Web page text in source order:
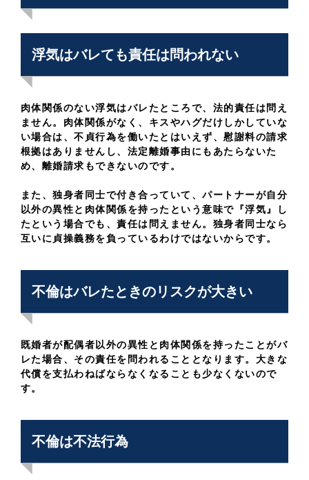
浮気はバレても責任は問われない
肉体関係のない浮気はバレたところで、法的責任は問え
ません。肉体関係がなく、キスやハグだけしかしていな
い場合は、不貞行為を働いたとはいえず、慰謝料の請求
根拠はありませんし、法定離婚事由にもあたらないた
め、離婚請求もできないのです。
また、独身者同士で付き合っていて、パートナーが自分
以外の異性と肉体関係を持ったという意味で『浮気』し
たという場合でも、責任は問えません。独身者同士なら
互いに貞操義務を負っているわけではないからです。
不倫はバレたときのリスクが大きい
既婚者が配偶者以外の異性と肉体関係を持ったことがバ
レた場合、その責任を問われることとなります。大きな
代償を支払わねばならなくなることも少なくないので
す。
不倫は不法行為